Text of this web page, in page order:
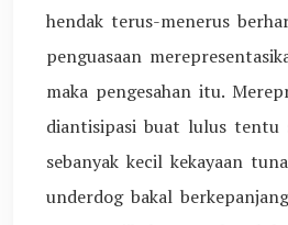
hendak terus-menerus
penguasaan
maka pengesahan itu.
diantisipasi buat lulus tentu
sebanyak kecil kekayaan
underdog bakal